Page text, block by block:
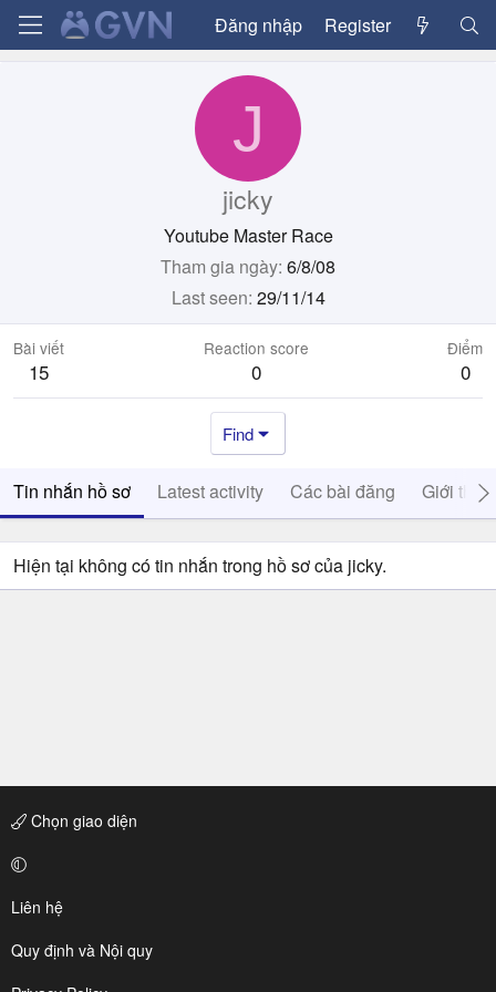
Đăng nhập Register
J
jicky
Youtube Master Race
Tham gia ngày 6/8/08
Last seen 29/11/14
Bài viết
15
Reaction score
0
Điểm
0
Find
Tin nhắn hồ sơ Latest activity Các bài đăng Giới thiệu
Hiện tại không có tin nhắn trong hồ sơ của jicky.
Chọn giao diện
Liên hệ
Quy định và Nội quy